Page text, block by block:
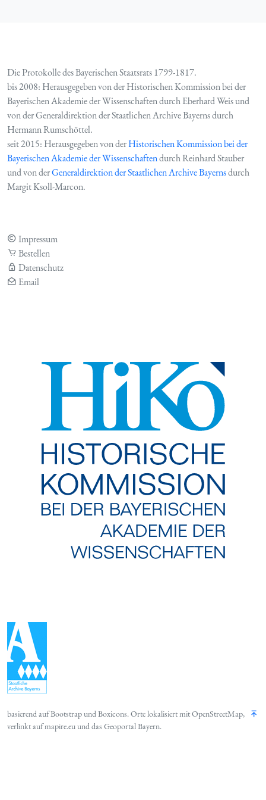
Die Protokolle des Bayerischen Staatsrats 1799-1817.
bis 2008: Herausgegeben von der Historischen Kommission bei der
Bayerischen Akademie der Wissenschaften durch Eberhard Weis und
von der Generaldirektion der Staatlichen Archive Bayerns durch
Hermann Rumschöttel.
seit 2015: Herausgegeben von derHistorischen Kommission bei der
Bayerischen Akademie der Wissenschaftendurch Reinhard Stauber
und von derGeneraldirektion der Staatlichen Archive Bayernsdurch
Margit Ksoll-Marcon.
Impressum
Bestellen
Datenschutz
Email
basierend aufBootstrapundBoxicons. Orte lokalisiert mitOpenStreetMap,
verlinkt aufmapire.euund das Geoportal Bayern.